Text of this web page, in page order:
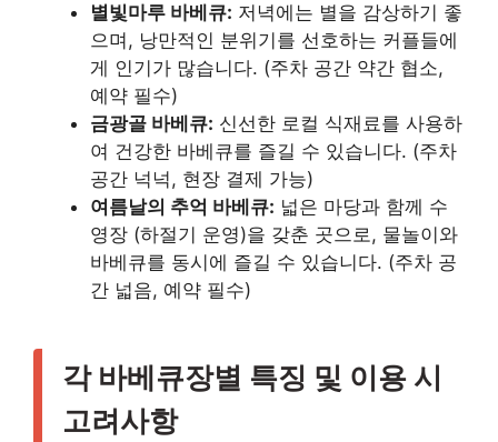
별빛마루 바베큐: 저녁에는 별을 감상하기 좋
으며, 낭만적인 분위기를 선호하는 커플들에
게 인기가 많습니다. (주차 공간 약간 협소,
예약 필수)
금광골 바베큐: 신선한 로컬 식재료를 사용하
여 건강한 바베큐를 즐길 수 있습니다. (주차
공간 넉넉, 현장 결제 가능)
여름날의 추억 바베큐: 넓은 마당과 함께 수
영장 (하절기 운영)을 갖춘 곳으로, 물놀이와
바베큐를 동시에 즐길 수 있습니다. (주차 공
간 넓음, 예약 필수)
각 바베큐장별 특징 및 이용 시
고려사항